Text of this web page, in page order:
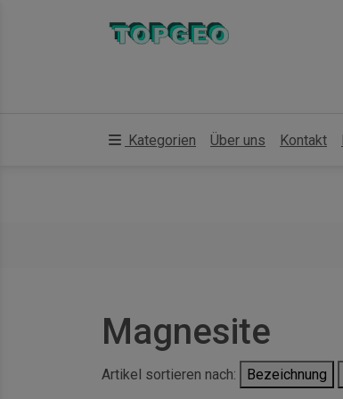
Kategorien Über uns Kontakt
Magnesite
Artikel sortieren nach: Bezeichnung